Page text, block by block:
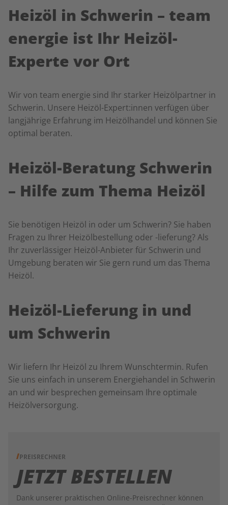
Heizöl in Schwerin – team
energie ist Ihr Heizöl-
Experte vor Ort
Wir von team energie sind Ihr starker Heizölpartner in
Schwerin. Unsere Heizöl-Expert:innen verfügen über
langjährige Erfahrung im Heizölhandel und können Sie
optimal beraten.
Heizöl-Beratung Schwerin
– Hilfe zum Thema Heizöl
Sie benötigen Heizöl in oder um Schwerin? Sie haben
Fragen zu Ihrer Heizölbestellung oder -lieferung? Als
Ihr zuverlässiger Heizöl-Anbieter für Schwerin und
Umgebung beraten wir Sie gern rund um das Thema
Heizöl.
Heizöl-Lieferung in und
um Schwerin
Wir liefern Ihr Heizöl zu Ihrem Wunschtermin. Rufen
Sie uns einfach in unserem Energiehandel in Schwerin
an und wir besprechen gemeinsam Ihre optimale
Heizölversorgung.
PREISRECHNER
JETZT BESTELLEN
Dank unserer praktischen Online-Preisrechner können